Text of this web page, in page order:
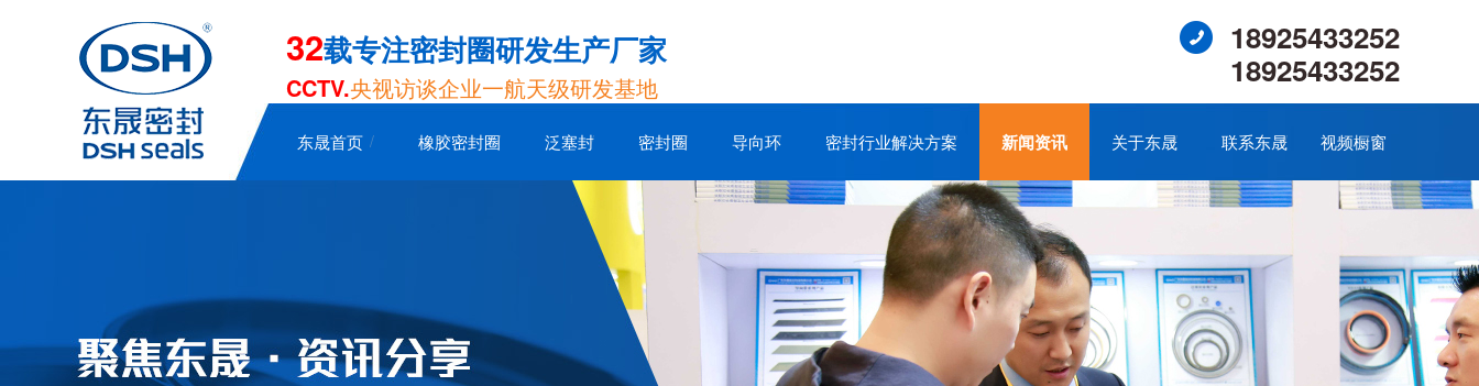
32载专注密封圈研发生产厂家
CCTV.央视访谈企业一航天级研发基地
18925433252
18925433252
东晟首页 橡胶密封圈 泛塞封 密封圈 导向环 密封行业解决方案 新闻资讯 关于东晟 联系东晟 视频橱窗